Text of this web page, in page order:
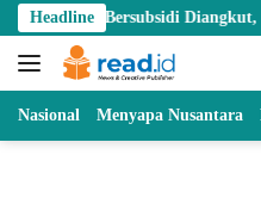
Skip
to
content
HeadlineDiangkut, Satreskrim
Nasional Menyapa Nusantara